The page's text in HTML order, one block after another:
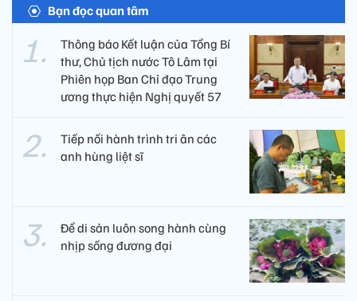
Bạn đọc quan tâm
Thông báo Kết luận của Tổng Bí
thư, Chủ tịch nước Tô Lâm tại
Phiên họp Ban Chỉ đạo Trung
ương thực hiện Nghị quyết 57
Tiếp nối hành trình tri ân các
anh hùng liệt sĩ ​
Để di sản luôn song hành cùng
nhịp sống đương đại